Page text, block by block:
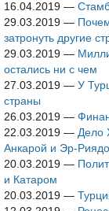
16.04.2019 —
29.03.2019 —
затронуть другие
29.03.2019 —
остались ни с чем
27.03.2019 — У
страны
26.03.2019 —
22.03.2019 — Дело
Анкарой и Эр-
20.03.2019 —
и Катаром
20.03.2019 —